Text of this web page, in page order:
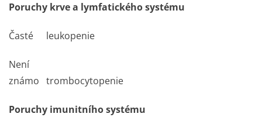
Poruchy krve a lymfatického systému
Časté leukopenie
Není
známo trombocytopenie
Poruchy imunitního systému